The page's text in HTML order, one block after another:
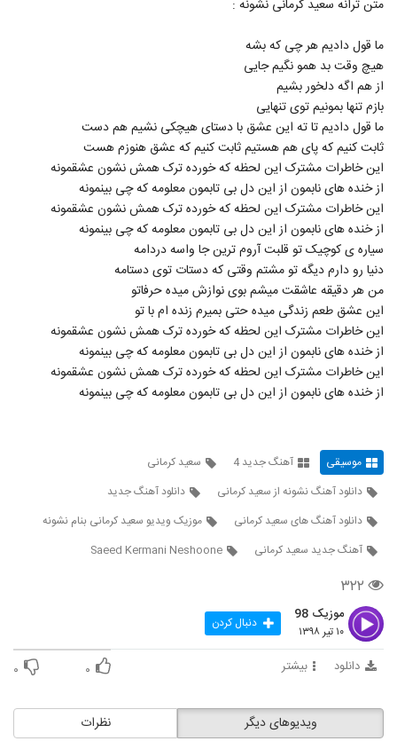
4414
4415
4416
موزیک زیبای جان من از طهمورث جاویدان
۲۴۹ بازدید
4417
دانلود آهنگ رضا ساجدی کجایی
۳۰۱ بازدید
4418
آهنگ امید ذاکری بنام ادکلن تلخ
۲۸۲ بازدید
4419
دانلود آهنگ مهدی خدری میمیرم من (به
همراه تارا ترین)
۳۹۵ بازدید
دانلود آهنگ جدید و زیبای سقا مسلمی با نام
4421 جی الوان ریمیکس)
دانلود آهنگ جدید و زیبای امید جهان با نام
سلام عید
4423
Safa Khoshbakhti)
۲۲۲ بازدید
4424
متن ترانه سعید کرمانی نشونه :
ما قول دادیم هر چی که بشه
هیچ وقت بد همو نگیم جایی
از هم اگه دلخور بشیم
بازم تنها بمونیم توی تنهایی
ما قول دادیم تا ته این عشق با دستای هیچکی نشیم هم دست
ثابت کنیم که پای هم هستیم ثابت کنیم که عشق هنوزم هست
این خاطرات مشترک این لحظه که خورده ترک همش نشون عشقمونه
از خنده های نابمون از این دل بی تابمون معلومه که چی بینمونه
این خاطرات مشترک این لحظه که خورده ترک همش نشون عشقمونه
از خنده های نابمون از این دل بی تابمون معلومه که چی بینمونه
سیاره ی کوچیک تو قلبت آروم ترین جا واسه دردامه
دنیا رو دارم دیگه تو مشتم وقتی که دستات توی دستامه
من هر دقیقه عاشقت میشم بوی نوازش میده حرفاتو
این عشق طعم زندگی میده حتی بمیرم زنده ام با تو
این خاطرات مشترک این لحظه که خورده ترک همش نشون عشقمونه
از خنده های نابمون از این دل بی تابمون معلومه که چی بینمونه
این خاطرات مشترک این لحظه که خورده ترک همش نشون عشقمونه
از خنده های نابمون از این دل بی تابمون معلومه که چی بینمونه
موسیقی آهنگ جدید 4
سعید کرمانی
دانلود آهنگ نشونه از سعید کرمانی
دانلود آهنگ جدید
دانلود آهنگ های سعید کرمانی
موزیک ویدیو سعید کرمانی بنام نشونه
آهنگ جدید سعید کرمانی
Saeed Kermani Neshoone
۳۲۲
موزیک 98
۱۰ تیر ۱۳۹۸ دنبال کردن
دانلود بیشتر ۰ ۰
نظرات ویدیوهای دیگر